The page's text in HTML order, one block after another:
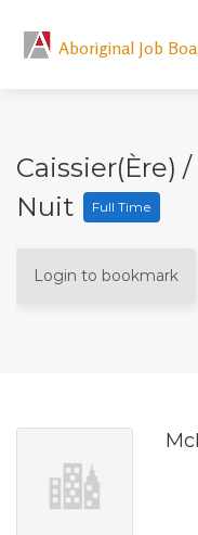
Aboriginal Job
Caissier(ère)
Nuit
Full Time
Login to bookmark